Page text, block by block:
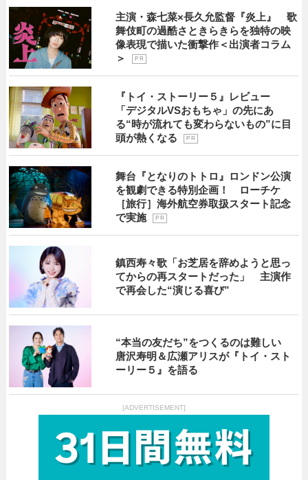
主演・森七菜×長久允監督『炎上』 歌
舞伎町の過酷さときらきらを独特の映
像表現で描いた衝撃作＜出演者コラム
＞
P R
『トイ・ストーリー５』レビュー
「デジタルVSおもちゃ」の先にあ
る“時が流れても変わらないもの”に目
頭が熱くなる
P R
舞台『となりのトトロ』ロンドン公演
を観劇できる特別企画！ ローチケ
［旅行］海外航空券取扱スタート記念
で実施
P R
鎮西寿々歌「お芝居を辞めようと思っ
てからの再スタートだった」 主演作
で再会した“演じる喜び”
“本当の友だち”をつくるのは難しい
唐沢寿明＆広瀬アリスが『トイ・スト
ーリー５』を語る
[ADVERTISEMENT]